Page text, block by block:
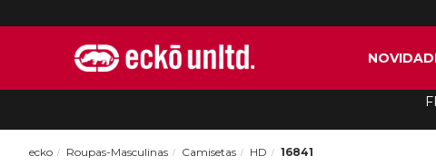
ecko Roupas-Masculinas Camisetas HD 16841